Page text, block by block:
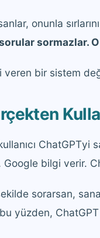
onunla
sormazlar.
veren bir sistem
Google bilgi verir.
sorarsan,
yüzden,